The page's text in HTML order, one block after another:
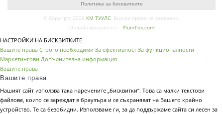
Политика за бисквитките
© Copyright 2026 КМ ТУУЛС. Всички права са запазени.
Онлайн магазин от:
PlumTex.com
НАСТРОЙКИ НА БИСКВИТКИТЕ
Вашите права Строго необходими За ефективност За функционалности
Маркетингови Допълнителна информация
Вашите права
Вашите права
Нашият сайт използва така наречените „бисквитки“. Това са малки текстови
файлове, които се зареждат в браузъра и се съхраняват на Вашето крайно
устройство. Те са безобидни. Използваме ги, за да поддържаме сайта си лесен за